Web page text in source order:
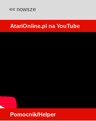
«« nowsze
AtariOnline.pl na YouTube
Pomocnik/Helper